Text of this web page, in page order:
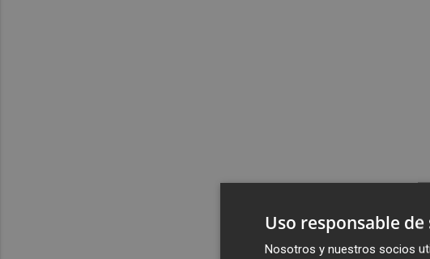
Uso responsable de
Nosotros y nuestros socios